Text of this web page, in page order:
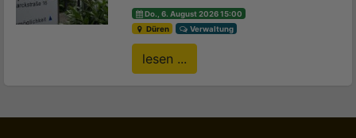
Do., 6. August 2026 15:00
Düren
Verwaltung
lesen ...